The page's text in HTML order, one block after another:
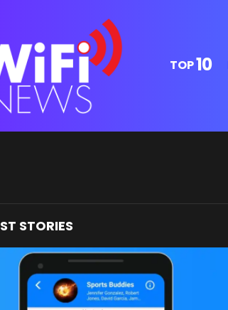
TOP10
STORIES